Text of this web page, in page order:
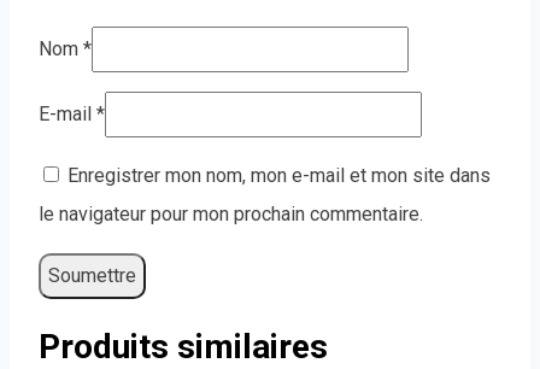
Nom *
E-mail *
Enregistrer mon nom, mon e-mail et mon site dans
le navigateur pour mon prochain commentaire.
Produits similaires